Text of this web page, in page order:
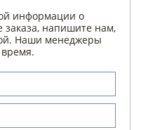
информации о
заказа, напишите нам,
Наши менеджеры